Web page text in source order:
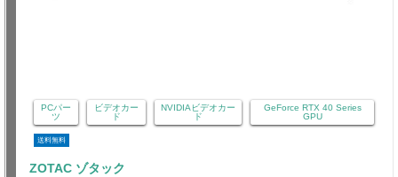
PCパー
ツ
ビデオカー
ド
NVIDIAビデオカー
ド
GeForce RTX 40 Series
GPU
送料無料
ZOTAC ゾタック